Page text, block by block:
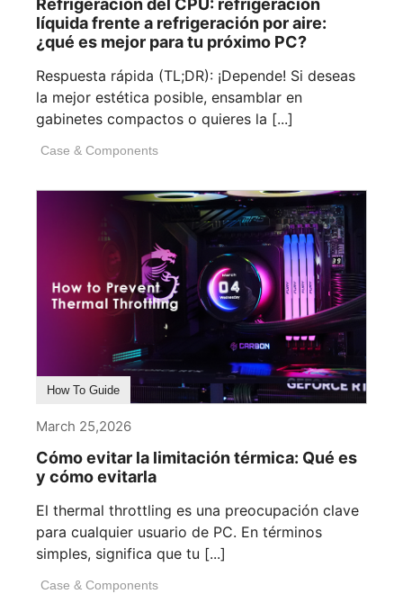
Refrigeración del CPU: refrigeración
líquida frente a refrigeración por aire:
¿qué es mejor para tu próximo PC?
Respuesta rápida (TL;DR): ¡Depende! Si deseas
la mejor estética posible, ensamblar en
gabinetes compactos o quieres la [...]
Case & Components
How To Guide
March 25,2026
Cómo evitar la limitación térmica: Qué es
y cómo evitarla
El thermal throttling es una preocupación clave
para cualquier usuario de PC. En términos
simples, significa que tu [...]
Case & Components